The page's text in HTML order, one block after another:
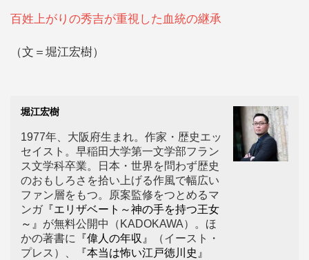
百姓上がりの秀吉が重視した血統の継承
（文＝堀江宏樹）
堀江宏樹
1977年、大阪府生まれ。作家・歴史エッ
セイスト。早稲田大学第一文学部フラン
ス文学科卒業。日本・世界を問わず歴史
のおもしろさを拾い上げる作風で幅広い
ファン層をもつ。原案監修をつとめるマ
ンガ『エリザベート～神の手を持つ王女
～』 が無料公開中（KADOKAWA）。ほ
かの著書に
『偉人の年収』
（イースト・
プレス）、
『本当は怖い江戸徳川史』